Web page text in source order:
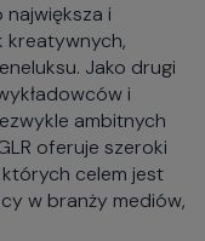
i
kreatywnych,
Jako drugi
i
ambitnych
oferuje szeroki
celem jest
w branży mediów,